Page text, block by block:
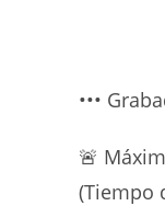
•••
🚨
(Tiempo